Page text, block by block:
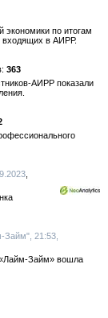
экономики по итогам
входящих в АИРР.
363
АИРР показали
Займ", 21:53,
«Лайм-Займ» вошла